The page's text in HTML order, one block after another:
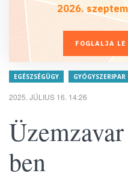
2026.
FOGLALJA
EGÉSZSÉGÜGY GYÓGYSZERIPAR
2025. JÚLIUS 16. 14:26
ben